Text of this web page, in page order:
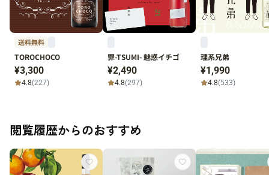
送料無料
TOROCHOCO
¥3,300
4.8(227)
罪-TSUMI- 魅惑イチゴ
¥2,490
4.8(297)
理系兄弟
¥1,990
4.8(533)
閲覧履歴からのおすすめ